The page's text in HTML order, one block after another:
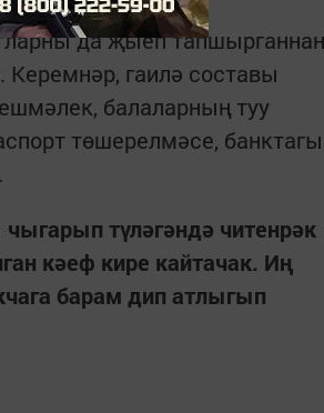
да җыеп тапшырганнан
Керемнәр, гаилә составы
балаларның туу
төшерелмәсе, банктагы
түләгәндә читенрәк
кәеф кире кайтачак. Иң
барам дип атлыгып